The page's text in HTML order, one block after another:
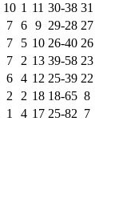
10 1 11 30-38 31
7 6 9 29-28 27
7 5 10 26-40 26
7 2 13 39-58 23
6 4 12 25-39 22
2 2 18 18-65 8
1 4 17 25-82 7